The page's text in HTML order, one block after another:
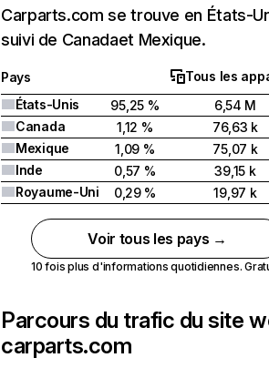
Carparts.com se trouve en États-
suivi de Canadaet Mexique.
Pays
Tous les
États-Unis
95,25 %
6,54 M
Canada
1,12 %
76,63 k
Mexique
1,09 %
75,07 k
Inde
0,57 %
39,15 k
Royaume-Uni
0,29 % 19,97 k
Voir tous les pays →
10 fois plus d'informations quotidiennes.
Parcours du trafic du site
carparts.com